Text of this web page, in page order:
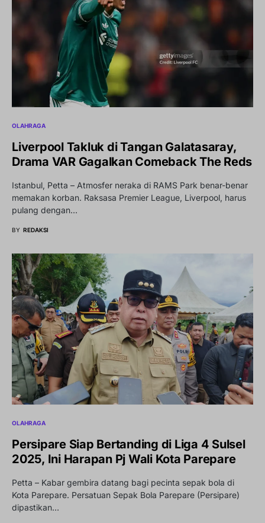
OLAHRAGA
Liverpool Takluk di Tangan Galatasaray,
Drama VAR Gagalkan Comeback The Reds
Istanbul, Petta – Atmosfer neraka di RAMS Park benar-benar
memakan korban. Raksasa Premier League, Liverpool, harus
pulang dengan…
BY REDAKSI
OLAHRAGA
Persipare Siap Bertanding di Liga 4 Sulsel
2025, Ini Harapan Pj Wali Kota Parepare
Petta – Kabar gembira datang bagi pecinta sepak bola di
Kota Parepare. Persatuan Sepak Bola Parepare (Persipare)
dipastikan…